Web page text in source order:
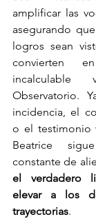
amplificar las
asegurando
logros sean
convierten
Observatorio.
incidencia, el
o el testimonio
Beatrice
el verdadero
elevar a los
trayectorias.